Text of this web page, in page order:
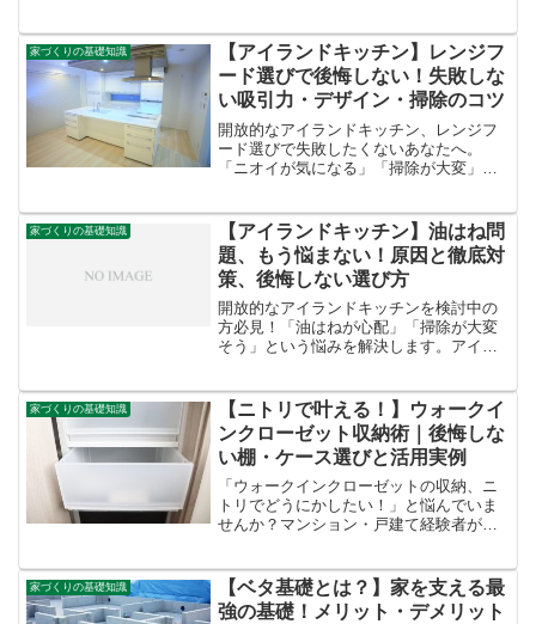
た。
家づくりの基礎知識
【アイランドキッチン】レンジフ
ード選びで後悔しない！失敗しな
い吸引力・デザイン・掃除のコツ
開放的なアイランドキッチン、レンジフ
ード選びで失敗したくないあなたへ。
「ニオイが気になる」「掃除が大変」
ドの選び方から、気になる吸引力、おし
ゃれなデザイン、そして日々のお手入れ
方法まで徹底解説。後悔しない家づくり
の秘訣を公開します。
家づくりの基礎知識
【アイランドキッチン】油はね問
題、もう悩まない！原因と徹底対
策、後悔しない選び方
開放的なアイランドキッチンを検討中の
方必見！「油はねが心配」「掃除が大変
そう」という悩みを解決します。アイラ
て後悔しないためのキッチン選びのポイ
ントまで徹底解説。おしゃれで快適なキ
ッチンを実現する秘訣を公開します。
家づくりの基礎知識
【ニトリで叶える！】ウォークイ
ンクローゼット収納術｜後悔しな
い棚・ケース選びと活用実例
「ウォークインクローゼットの収納、ニ
トリでどうにかしたい！」と悩んでいま
せんか？マンション・戸建て経験者が、
ー、後悔しない選び方から活用実例ま
で、あなたの疑問を徹底解説します。
家づくりの基礎知識
【ベタ基礎とは？】家を支える最
強の基礎！メリット・デメリット